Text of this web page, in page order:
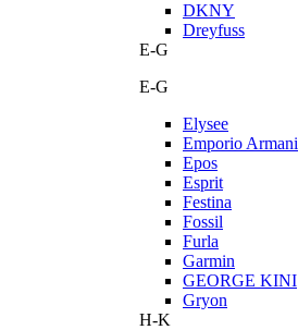
DKNY
Dreyfuss
E-G
E-G
Elysee
Emporio Armani
Epos
Esprit
Festina
Fossil
Furla
Garmin
GEORGE KINI
Gryon
H-K